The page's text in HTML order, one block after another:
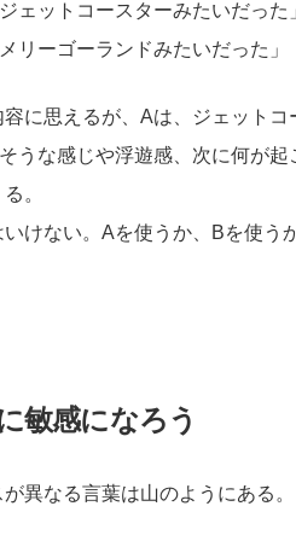
ェットコースターみたいだった
リーゴーランドみたいだった」
に思えるが、Aは、ジェット
うな感じや浮遊感、次に何が起
。
けない。Aを使うか、Bを使
敏感になろう
異なる言葉は山のようにある。